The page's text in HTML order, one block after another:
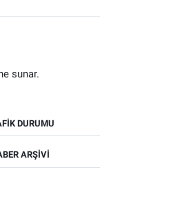
sunar.
DURUMU
ARŞIVI